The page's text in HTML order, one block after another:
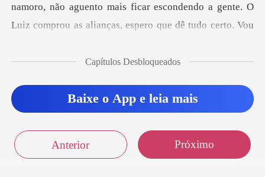
Sair
namor
Capítulos Desbloqueados
Baixe o App e leia mais
Anterior Próximo